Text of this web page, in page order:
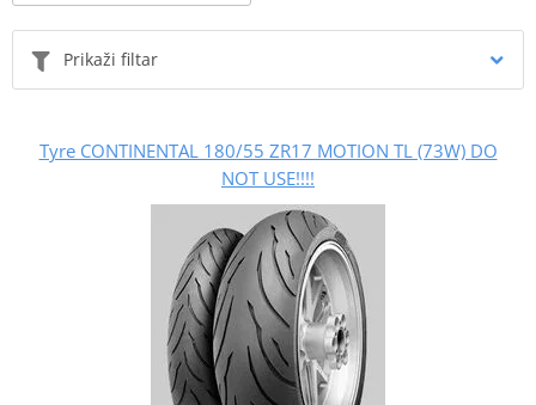
Prikaži filtar
Tyre CONTINENTAL 180/55 ZR17 MOTION TL (73W) DO
NOT USE!!!!